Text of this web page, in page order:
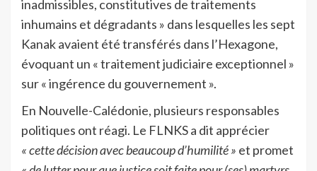
inadmissibles, constitutives de traitements
inhumains et dégradants » dans lesquelles les sept
Kanak avaient été transférés dans l’Hexagone,
évoquant un « traitement judiciaire exceptionnel »
sur « ingérence du gouvernement ».
En Nouvelle-Calédonie, plusieurs responsables
politiques ont réagi. Le FLNKS a dit apprécier
« cette décision avec beaucoup d’humilité » et promet